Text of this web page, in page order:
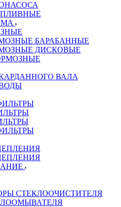
БАРАБАННЫЕ
ДИСКОВЫЕ
ВАЛА
СТЕКЛООЧИСТИТЕЛЯ